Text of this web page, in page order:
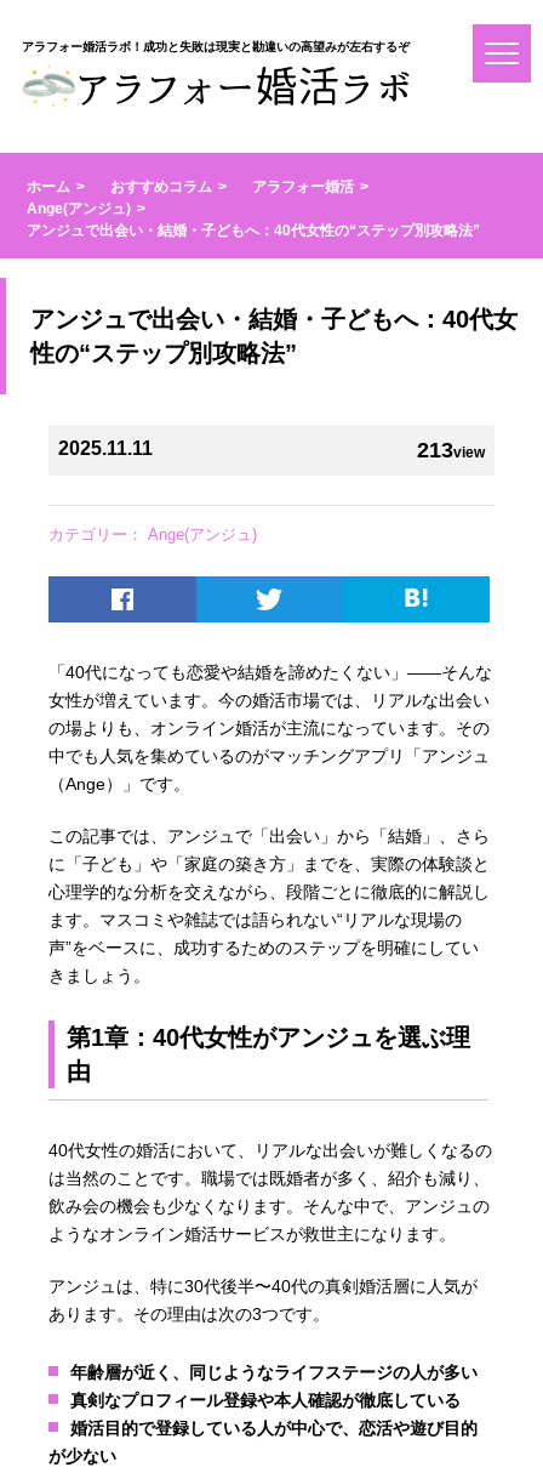
アラフォー婚活ラボ！成功と失敗は現実と勘違いの高望みが左右するぞ
ホーム おすすめコラム
アラフォー婚活
Ange(アンジュ)
アンジュで出会い・結婚・子どもへ：40代女性の“ステップ別攻略法”
アンジュで出会い・結婚・子どもへ：40代女
性の“ステップ別攻略法”
213view
2025.11.11
カテゴリー： Ange(アンジュ)
「40代になっても恋愛や結婚を諦めたくない」――そんな
女性が増えています。今の婚活市場では、リアルな出会い
の場よりも、オンライン婚活が主流になっています。その
中でも人気を集めているのがマッチングアプリ「アンジュ
（Ange）」です。
この記事では、アンジュで「出会い」から「結婚」、さら
に「子ども」や「家庭の築き方」までを、実際の体験談と
心理学的な分析を交えながら、段階ごとに徹底的に解説し
ます。マスコミや雑誌では語られない“リアルな現場の
声”をベースに、成功するためのステップを明確にしてい
きましょう。
第1章：40代女性がアンジュを選ぶ理
由
40代女性の婚活において、リアルな出会いが難しくなるの
は当然のことです。職場では既婚者が多く、紹介も減り、
飲み会の機会も少なくなります。そんな中で、アンジュの
ようなオンライン婚活サービスが救世主になります。
アンジュは、特に30代後半〜40代の真剣婚活層に人気が
あります。その理由は次の3つです。
年齢層が近く、同じようなライフステージの人が多い
真剣なプロフィール登録や本人確認が徹底している
婚活目的で登録している人が中心で、恋活や遊び目的
が少ない